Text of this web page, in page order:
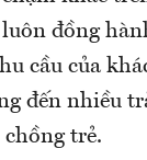
đồng
cầu của
đến nhiều
trẻ.